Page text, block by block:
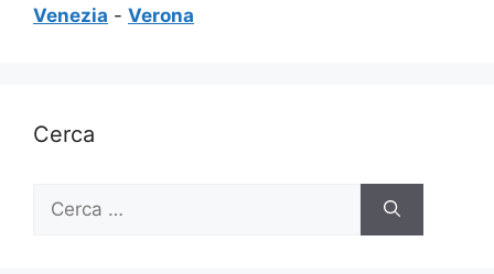
Venezia - Verona
Cerca
per: